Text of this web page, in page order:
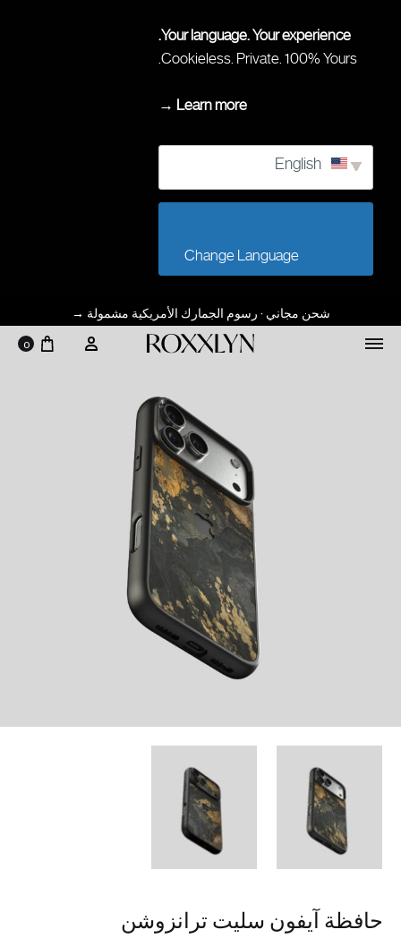
Your language. Your experience.
Cookieless. Private. 100% Yours.
Learn more →
شحن مجاني · رسوم الجمارك الأمريكية مشمولة →
0
حافظة آيفون سليت ترانزوشن